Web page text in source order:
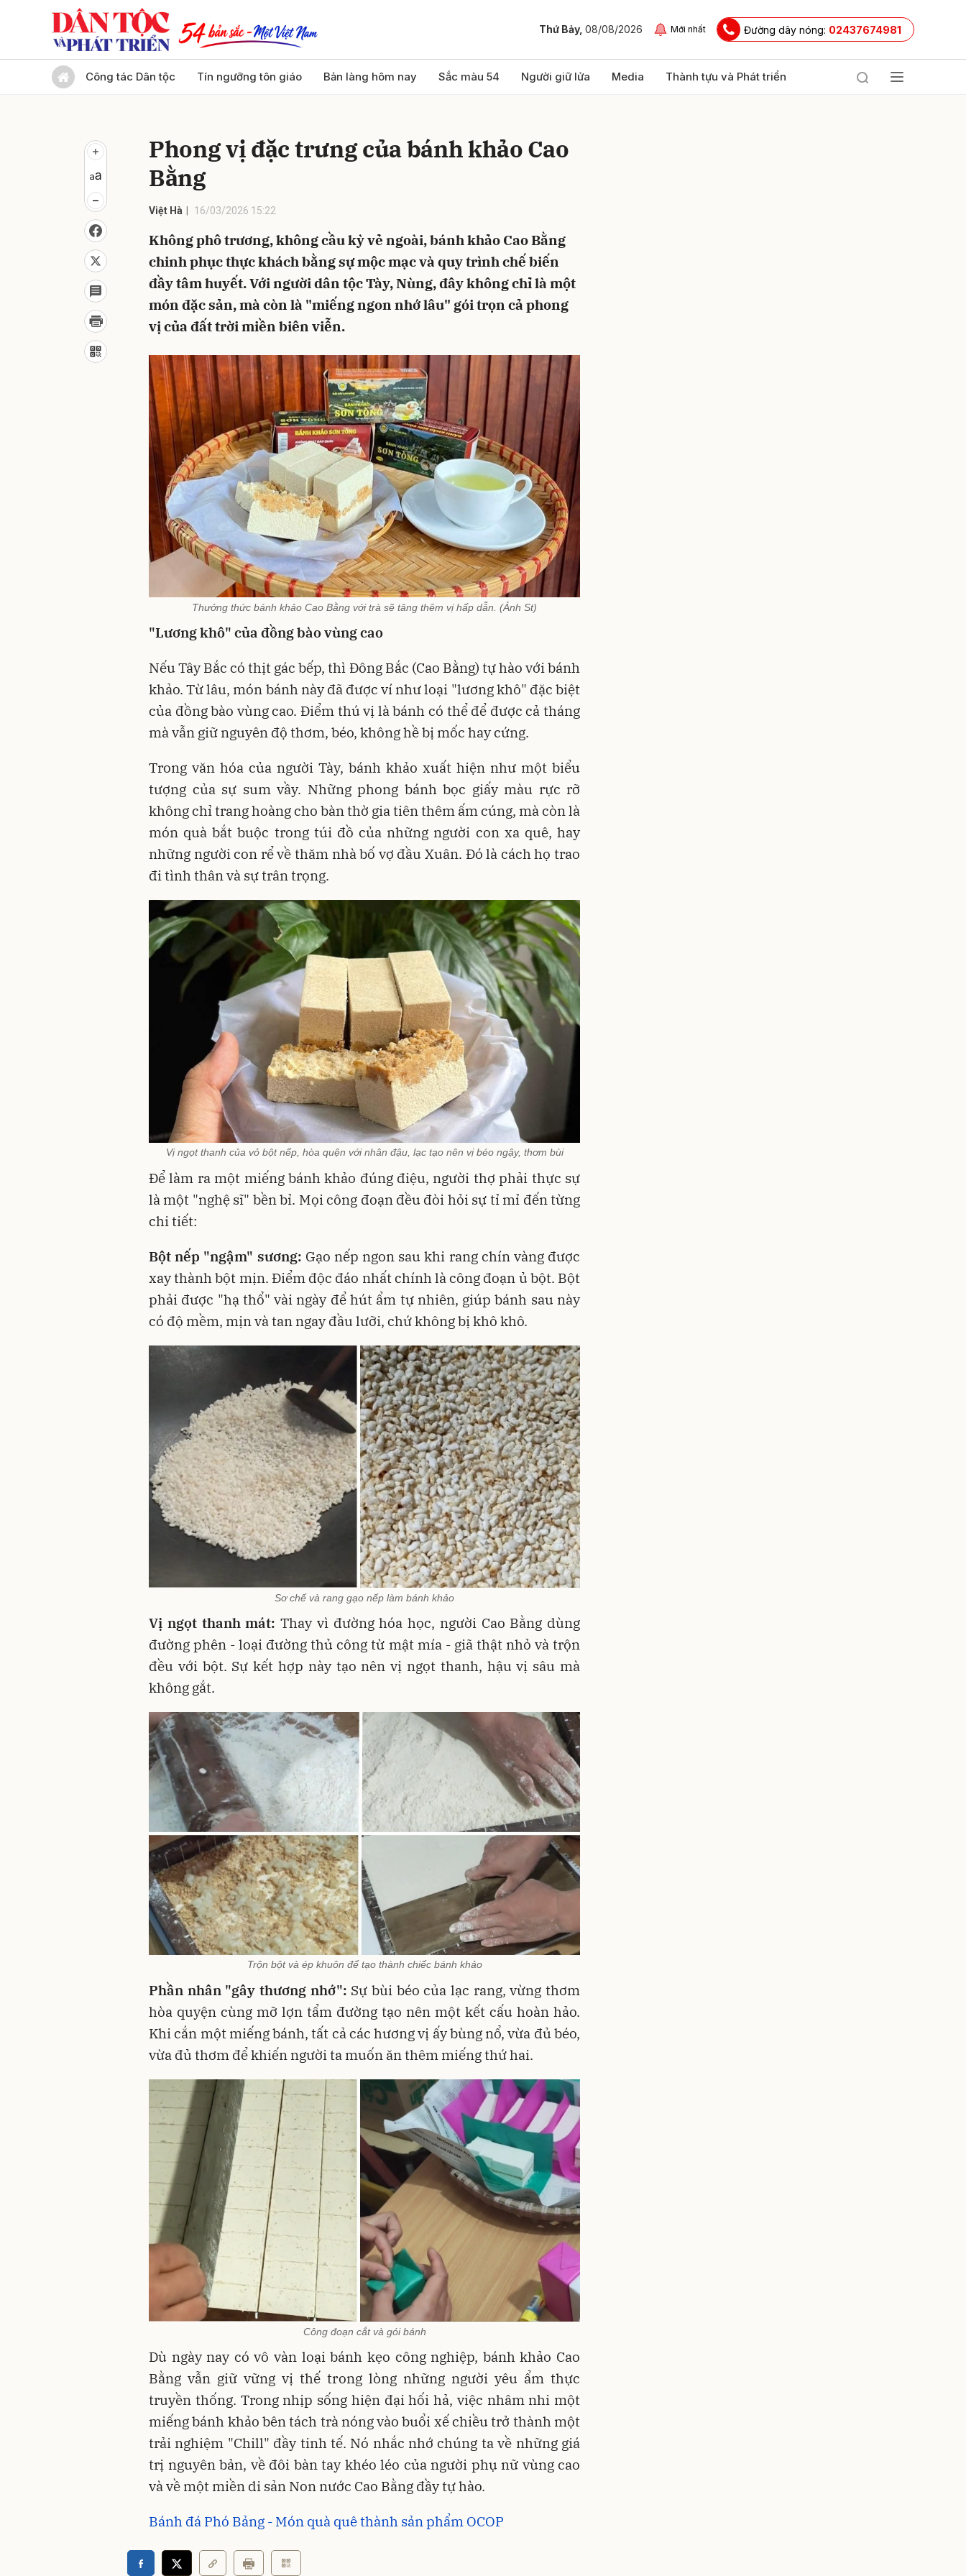
Thứ Bảy, 08/08/2026 Mới nhất Đường dây nóng: 02437674981
Công tác Dân tộc Tín ngưỡng tôn giáo Bản làng hôm nay Sắc màu 54 Người giữ lửa Media Thành tựu và Phát triển
Phong vị đặc trưng của bánh khảo Cao
Bằng
Việt Hà 16/03/2026 15:22
Không phô trương, không cầu kỳ vẻ ngoài, bánh khảo Cao Bằng
chinh phục thực khách bằng sự mộc mạc và quy trình chế biến
đầy tâm huyết. Với người dân tộc Tày, Nùng, đây không chỉ là một
món đặc sản, mà còn là "miếng ngon nhớ lâu" gói trọn cả phong
vị của đất trời miền biên viễn.
Thưởng thức bánh khảo Cao Bằng với trà sẽ tăng thêm vị hấp dẫn. (Ảnh St)
"Lương khô" của đồng bào vùng cao
Nếu Tây Bắc có thịt gác bếp, thì Đông Bắc (Cao Bằng) tự hào với bánh
khảo. Từ lâu, món bánh này đã được ví như loại "lương khô" đặc biệt
của đồng bào vùng cao. Điểm thú vị là bánh có thể để được cả tháng
mà vẫn giữ nguyên độ thơm, béo, không hề bị mốc hay cứng.
Trong văn hóa của người Tày, bánh khảo xuất hiện như một biểu
tượng của sự sum vầy. Những phong bánh bọc giấy màu rực rỡ
không chỉ trang hoàng cho bàn thờ gia tiên thêm ấm cúng, mà còn là
món quà bắt buộc trong túi đồ của những người con xa quê, hay
những người con rể về thăm nhà bố vợ đầu Xuân. Đó là cách họ trao
đi tình thân và sự trân trọng.
Vị ngọt thanh của vỏ bột nếp, hòa quện với nhân đậu, lạc tạo nên vị béo ngậy, thơm bùi
Để làm ra một miếng bánh khảo đúng điệu, người thợ phải thực sự
là một "nghệ sĩ" bền bỉ. Mọi công đoạn đều đòi hỏi sự tỉ mỉ đến từng
chi tiết:
Bột nếp "ngậm" sương: Gạo nếp ngon sau khi rang chín vàng được
xay thành bột mịn. Điểm độc đáo nhất chính là công đoạn ủ bột. Bột
phải được "hạ thổ" vài ngày để hút ẩm tự nhiên, giúp bánh sau này
có độ mềm, mịn và tan ngay đầu lưỡi, chứ không bị khô khô.
Sơ chế và rang gạo nếp làm bánh khảo
Vị ngọt thanh mát: Thay vì đường hóa học, người Cao Bằng dùng
đường phên - loại đường thủ công từ mật mía - giã thật nhỏ và trộn
đều với bột. Sự kết hợp này tạo nên vị ngọt thanh, hậu vị sâu mà
không gắt.
Trộn bột và ép khuôn để tạo thành chiếc bánh khảo
Phần nhân "gây thương nhớ": Sự bùi béo của lạc rang, vừng thơm
hòa quyện cùng mỡ lợn tẩm đường tạo nên một kết cấu hoàn hảo.
Khi cắn một miếng bánh, tất cả các hương vị ấy bùng nổ, vừa đủ béo,
vừa đủ thơm để khiến người ta muốn ăn thêm miếng thứ hai.
Công đoạn cắt và gói bánh
Dù ngày nay có vô vàn loại bánh kẹo công nghiệp, bánh khảo Cao
Bằng vẫn giữ vững vị thế trong lòng những người yêu ẩm thực
truyền thống. Trong nhịp sống hiện đại hối hả, việc nhâm nhi một
miếng bánh khảo bên tách trà nóng vào buổi xế chiều trở thành một
trải nghiệm "Chill" đầy tinh tế. Nó nhắc nhớ chúng ta về những giá
trị nguyên bản, về đôi bàn tay khéo léo của người phụ nữ vùng cao
và về một miền di sản Non nước Cao Bằng đầy tự hào.
Bánh đá Phó Bảng - Món quà quê thành sản phẩm OCOP
Gửi bình luận